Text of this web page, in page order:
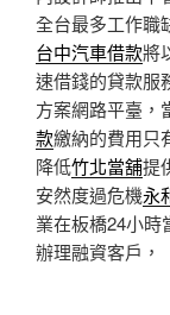
全台最多工作職
台中汽車借款將
速借錢的貸款服
方案網路平臺，
款繳納的費用只
降低竹北當舖提
安然度過危機永
業在板橋24小時
辦理融資客戶，